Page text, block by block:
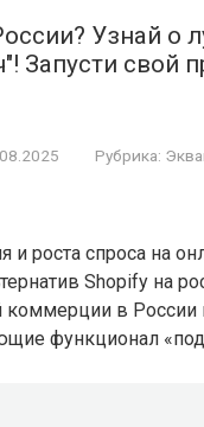
Узнай о
Запусти свой
Рубрика:
и роста спроса на
Shopify на
коммерции в
функционал